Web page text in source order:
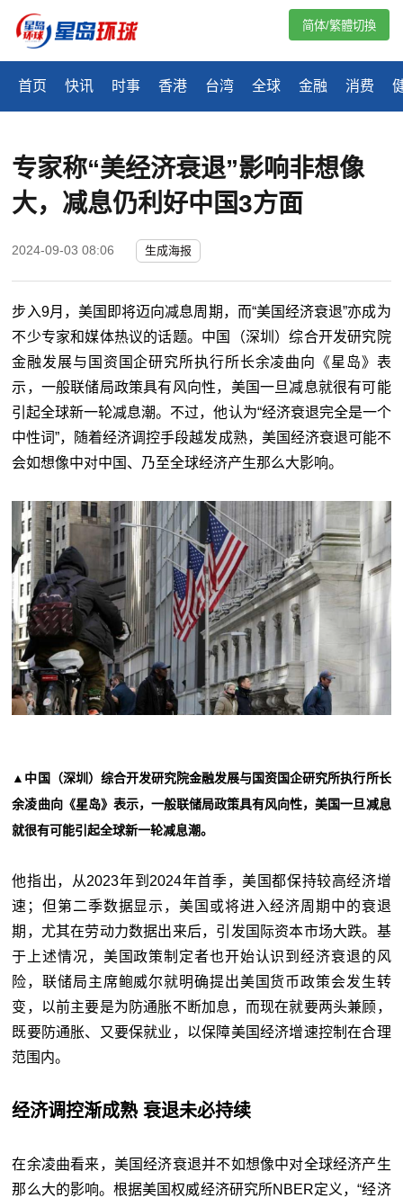
首页 快讯 时事 香港 台湾 全球 金融 消费
简体/繁體切換
专家称“美经济衰退”影响非想像
大，减息仍利好中国3方面
2024-09-03 08:06 生成海报
步入9月，美国即将迈向减息周期，而“美国经济衰退”亦成为
不少专家和媒体热议的话题。中国（深圳）综合开发研究院
金融发展与国资国企研究所执行所长余凌曲向《星岛》表
示，一般联储局政策具有风向性，美国一旦减息就很有可能
引起全球新一轮减息潮。不过，他认为“经济衰退完全是一个
中性词”，随着经济调控手段越发成熟，美国经济衰退可能不
会如想像中对中国、乃至全球经济产生那么大影响。
▲中国（深圳）综合开发研究院金融发展与国资国企研究所执行所长
余凌曲向《星岛》表示，一般联储局政策具有风向性，美国一旦减息
就很有可能引起全球新一轮减息潮。
他指出，从2023年到2024年首季，美国都保持较高经济增
速；但第二季数据显示，美国或将进入经济周期中的衰退
期，尤其在劳动力数据出来后，引发国际资本市场大跌。基
于上述情况，美国政策制定者也开始认识到经济衰退的风
险，联储局主席鲍威尔就明确提出美国货币政策会发生转
变，以前主要是为防通胀不断加息，而现在就要两头兼顾，
既要防通胀、又要保就业，以保障美国经济增速控制在合理
范围内。
经济调控渐成熟 衰退未必持续
在余凌曲看来，美国经济衰退并不如想像中对全球经济产生
那么大的影响。根据美国权威经济研究所NBER定义，“经济